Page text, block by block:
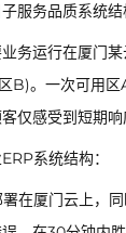
服务品质系统结
务运行在厦门
B)。一次可用
仅感受到短期
系统结构：
在厦门云上，